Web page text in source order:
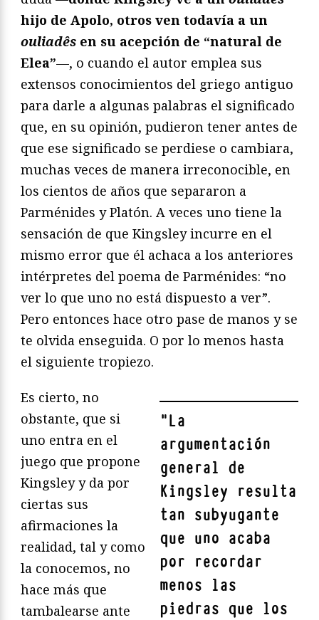
hijo de Apolo, otros ven todavía a un
ouliadês en su acepción de “natural de
Elea”—, o cuando el autor emplea sus
extensos conocimientos del griego antiguo
para darle a algunas palabras el significado
que, en su opinión, pudieron tener antes de
que ese significado se perdiese o cambiara,
muchas veces de manera irreconocible, en
los cientos de años que separaron a
Parménides y Platón. A veces uno tiene la
sensación de que Kingsley incurre en el
mismo error que él achaca a los anteriores
intérpretes del poema de Parménides: “no
ver lo que uno no está dispuesto a ver”.
Pero entonces hace otro pase de manos y se
te olvida enseguida. O por lo menos hasta
el siguiente tropiezo.
"La
argumentación
general de
Kingsley resulta
tan subyugante
que uno acaba
por recordar
menos las
piedras que los
Es cierto, no
obstante, que si
uno entra en el
juego que propone
Kingsley y da por
ciertas sus
afirmaciones la
realidad, tal y como
la conocemos, no
hace más que
tambalearse ante